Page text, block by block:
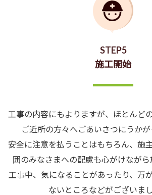
STEP5
施工開始
工事の内容にもよりますが、ほとんど
ご近所の方々へごあいさつにうかが
安全に注意を払うことはもちろん、施
囲のみなさまへの配慮も心がけながら
工事中、気になることがあったり、万
ないところなどがございまし